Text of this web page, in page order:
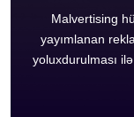
Malvertising
yayımlanan
yoluxdurulması